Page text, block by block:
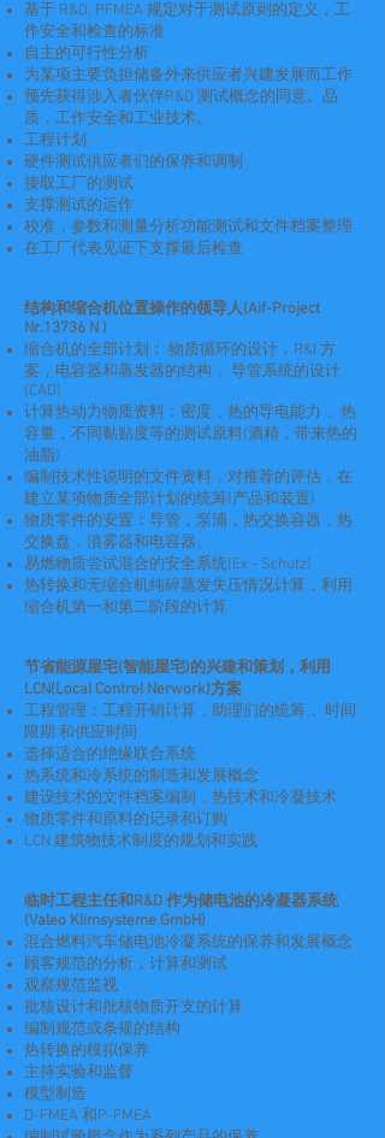
基于 R&D, PFMEA 规定对于测试原则的定义，工
作安全和检查的标准
自主的可行性分析
为某项主要负担储备外来供应者兴建发展而工作
预先获得涉入者伙伴R&D 测试概念的同意。品
质，工作安全和工业技术。
工程计划
硬件测试供应者们的保养和调制
接取工厂的测试
支撑测试的运作
校准，参数和测量分析功能测试和文件档案整理
在工厂代表见证下支撑最后检查
结构和缩合机位置操作的领导人(Aif-Project
Nr.13736 N )
缩合机的全部计划： 物质循环的设计，R&I 方
案，电容器和蒸发器的结构， 导管系统的设计
(CAD)
计算热动力物质资料：密度，热的导电能力， 热
容量，不同黏贴度等的测试原料(酒精，带来热的
油脂)
编制技术性说明的文件资料，对推荐的评估，在
建立某项物质全部计划的统筹(产品和装置)
物质零件的安置：导管，泵浦，热交换容器，热
交换盘，濆雾器和电容器。
易燃物质尝试混合的安全系统(Ex - Schutz)
热转换和无缩合机纯碎蒸发失压情况计算，利用
缩合机第一和第二阶段的计算
节省能源屋宅(智能屋宅)的兴建和策划，利用
LCN(Local Control Nerwork)方案
工程管理：工程开销计算，助理们的统筹， 时间
限期 和供应时间
选择适合的绝缘联合系统
热系统和冷系统的制造和发展概念
建设技术的文件档案编制，热技术和冷凝技术
物质零件和原料的记录和订购
LCN 建筑物技术制度的规划和实践
临时工程主任和R&D 作为储电池的冷凝器系统
(Valeo Klimsysteme GmbH)
混合燃料汽车储电池冷凝系统的保养和发展概念
顾客规范的分析，计算和测试
观察规范监视
批核设计和批核物质开支的计算
编制规范或条规的结构
热转换的模拟保养
主持实验和监督
模型制造
D-FMEA 和P-FMEA